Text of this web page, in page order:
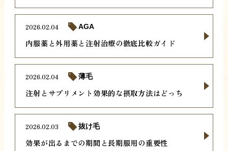
内服薬と外用薬と注射治療の徹底比較ガイド
2026.02.04 AGA
注射とサプリメント効果的な摂取方法はどっち
2026.02.04 薄毛
効果が出るまでの期間と長期服用の重要性
2026.02.03 抜け毛